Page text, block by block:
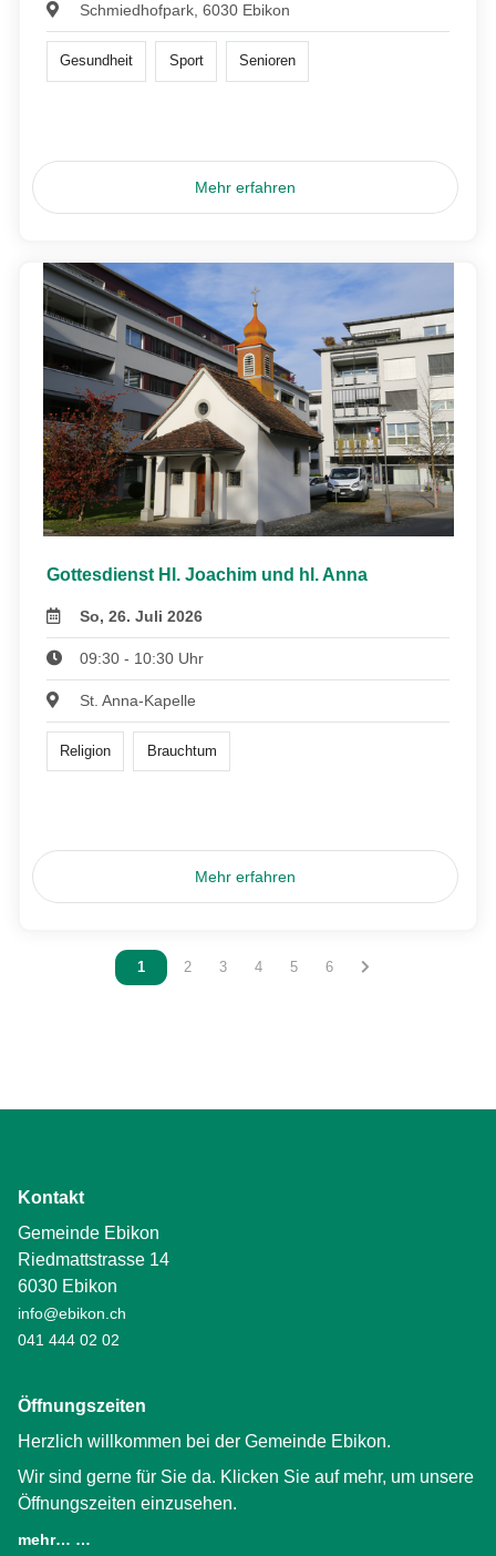
Schmiedhofpark, 6030 Ebikon
Gesundheit Sport Senioren
Mehr erfahren
Gottesdienst Hl. Joachim und hl. Anna
So, 26. Juli 2026
09:30 - 10:30 Uhr
St. Anna-Kapelle
Religion Brauchtum
Mehr erfahren
Vous êtes sur la page
1 Vous êtes sur la page
2 Vous êtes sur la page
3 Vous êtes sur la page
4 Vous êtes sur la page
5 Vous êtes sur la page
6
Kontakt
Gemeinde Ebikon
Riedmattstrasse 14
6030 Ebikon
info@ebikon.ch
041 444 02 02
Öffnungszeiten
Herzlich willkommen bei der Gemeinde Ebikon.
Wir sind gerne für Sie da. Klicken Sie auf mehr, um unsere
Öffnungszeiten einzusehen.
mehr… …